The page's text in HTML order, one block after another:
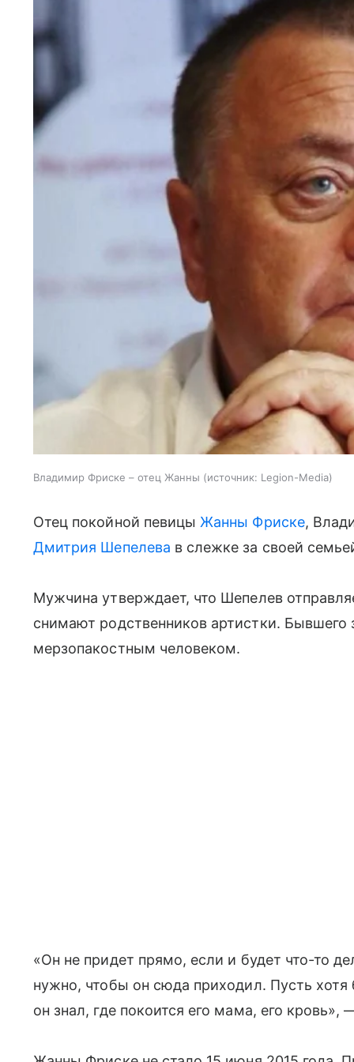
Владимир Фриске – отец Жанны источник: Legion-Media
Отец покойной певицы Жанны Фриске,
Дмитрия Шепелева в слежке за своей
Мужчина утверждает, что Шепелев
снимают родственников артистки. Бывшего
мерзопакостным человеком.
«Он не придет прямо, если и будет что-то
нужно, чтобы он сюда приходил. Пусть
он знал, где покоится его мама, его кровь»,